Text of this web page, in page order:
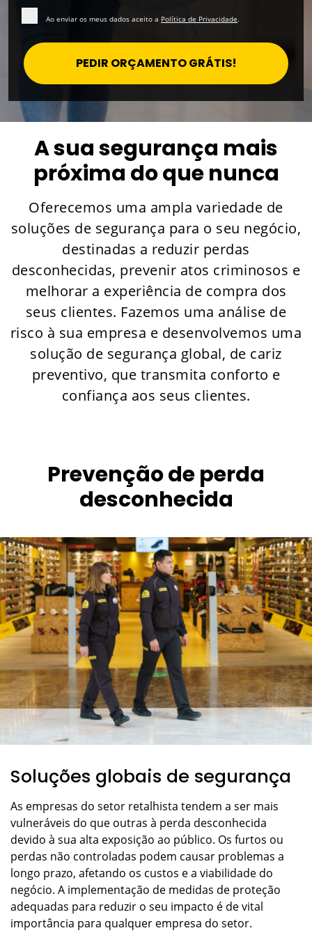
Ao enviar os meus dados aceito a Política de Privacidade.
PEDIR ORÇAMENTO GRÁTIS!
A sua segurança mais
próxima do que nunca
Oferecemos uma ampla variedade de
soluções de segurança para o seu negócio,
destinadas a reduzir perdas
desconhecidas, prevenir atos criminosos e
melhorar a experiência de compra dos
seus clientes. Fazemos uma análise de
risco à sua empresa e desenvolvemos uma
solução de segurança global, de cariz
preventivo, que transmita conforto e
confiança aos seus clientes.
Prevenção de perda
desconhecida
Soluções globais de segurança
As empresas do setor retalhista tendem a ser mais
vulneráveis do que outras à perda desconhecida
devido à sua alta exposição ao público. Os furtos ou
perdas não controladas podem causar problemas a
longo prazo, afetando os custos e a viabilidade do
negócio. A implementação de medidas de proteção
adequadas para reduzir o seu impacto é de vital
importância para qualquer empresa do setor.